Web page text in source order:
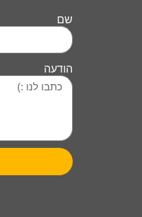
שם
הודעה